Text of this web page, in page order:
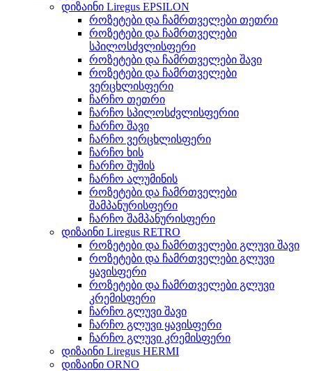
დიზაინი Liregus EPSILON
როზეტები და ჩამრთველები თეთრი
როზეტები და ჩამრთველები
სპილოსძვლისფერი
როზეტები და ჩამრთველები შავი
როზეტები და ჩამრთველები
ვერცხლისფერი
ჩარჩო თეთრი
ჩარჩო სპილოსძვლისფერიი
ჩარჩო შავი
ჩარჩო ვერცხლისფერი
ჩარჩო ხის
ჩარჩო შუშის
ჩარჩო ალუმინის
როზეტები და ჩამრთველები
შამპანურისფერი
ჩარჩო შამპანურისფერი
დიზაინი Liregus RETRO
როზეტები და ჩამრთველები გლუვი შავი
როზეტები და ჩამრთველები გლუვი
ყავისფერი
როზეტები და ჩამრთველები გლუვი
კრემისფერი
ჩარჩო გლუვი შავი
ჩარჩო გლუვი ყავისფერი
ჩარჩო გლუვი კრემისფერი
დიზაინი Liregus HERMI
დიზაინი ORNO